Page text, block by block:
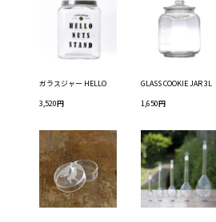
ガラスジャー HELLO
3,520円
GLASS COOKIE JAR 3L
1,650円